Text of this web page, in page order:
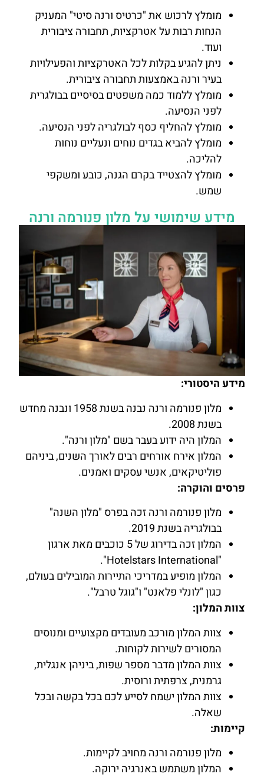
מומלץ לרכוש את "כרטיס ורנה סיטי" המעניק
הנחות רבות על אטרקציות, תחבורה ציבורית
ועוד.
ניתן להגיע בקלות לכל האטרקציות והפעילויות
בעיר ורנה באמצעות תחבורה ציבורית.
מומלץ ללמוד כמה משפטים בסיסיים בבולגרית
לפני הנסיעה.
מומלץ להחליף כסף לבולגריה לפני הנסיעה.
מומלץ להביא בגדים נוחים ונעליים נוחות
להליכה.
מומלץ להצטייד בקרם הגנה, כובע ומשקפי
שמש.
מידע שימושי על מלון פנורמה ורנה
מידע היסטורי:
מלון פנורמה ורנה נבנה בשנת 1958 ונבנה מחדש
בשנת 2008.
המלון היה ידוע בעבר בשם "מלון ורנה".
המלון אירח אורחים רבים לאורך השנים, ביניהם
פוליטיקאים, אנשי עסקים ואמנים.
פרסים והוקרה:
מלון פנורמה ורנה זכה בפרס "מלון השנה"
בבולגריה בשנת 2019.
המלון זכה בדירוג של 5 כוכבים מאת ארגון
"Hotelstars International".
המלון מופיע במדריכי התיירות המובילים בעולם,
כגון "לונלי פלאנט" ו"גוגל טרבל".
צוות המלון:
צוות המלון מורכב מעובדים מקצועיים ומנוסים
המסורים לשירות לקוחות.
צוות המלון מדבר מספר שפות, ביניהן אנגלית,
גרמנית, צרפתית ורוסית.
צוות המלון ישמח לסייע לכם בכל בקשה ובכל
שאלה.
קיימות:
מלון פנורמה ורנה מחויב לקיימות.
המלון משתמש באנרגיה ירוקה.